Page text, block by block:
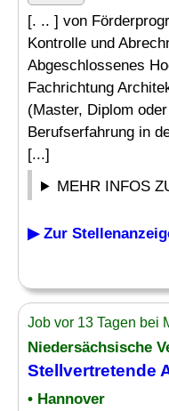
[. .. ] von
Kontrolle und
Abgeschlossenes
Fachrichtung
(Master, Diplom
Berufserfahrung in
[...]
MEHR INFOS
▶ Zur
Job vor 13 Tagen bei
Niedersächsische
Stellvertretende
• Hannover